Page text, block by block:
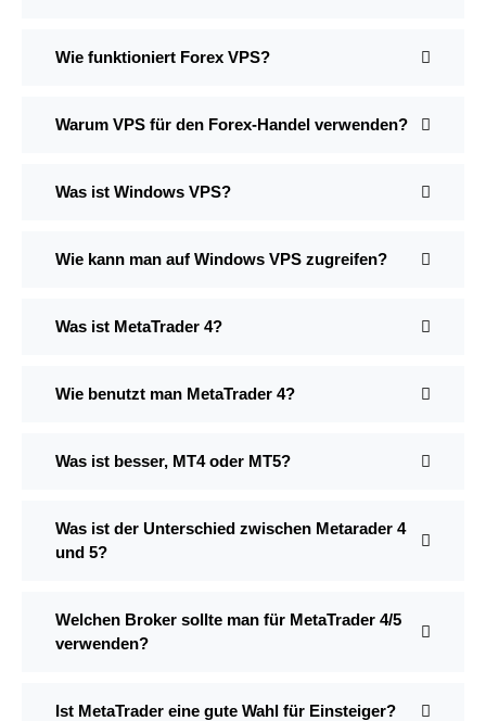
Wie funktioniert Forex VPS?
Warum VPS für den Forex-Handel verwenden?
Was ist Windows VPS?
Wie kann man auf Windows VPS zugreifen?
Was ist MetaTrader 4?
Wie benutzt man MetaTrader 4?
Was ist besser, MT4 oder MT5?
Was ist der Unterschied zwischen Metarader 4
und 5?
Welchen Broker sollte man für MetaTrader 4/5
verwenden?
Ist MetaTrader eine gute Wahl für Einsteiger?